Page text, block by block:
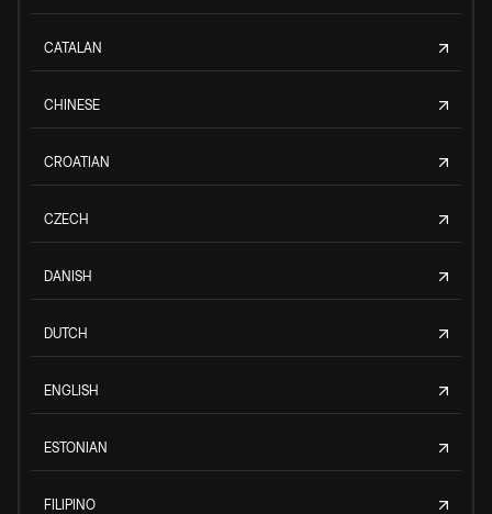
CATALAN
CHINESE
CROATIAN
CZECH
DANISH
DUTCH
ENGLISH
ESTONIAN
FILIPINO